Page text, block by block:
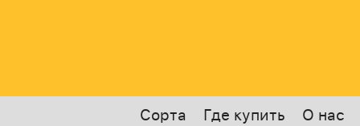
Сорта Где купить О нас